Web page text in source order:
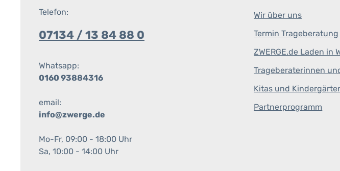
Telefon:
07134 / 13 84 88 0
Whatsapp:
0160 93884316
email:
info@zwerge.de
Mo-Fr, 09:00 - 18:00 Uhr
Sa, 10:00 - 14:00 Uhr
Wir über uns
Termin Trageberatung
ZWERGE.de Laden in
Trageberaterinnen
Kitas und
Partnerprogramm